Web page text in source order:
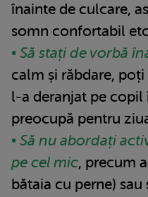
înainte de culcare,
somn confortabil
• Să stați de vorbă
calm și răbdare,
l-a deranjat pe copil
preocupă pentru
• Să nu abordați
pe cel mic, precum
bătaia cu perne)